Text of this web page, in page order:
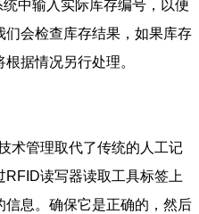
中输入实际库存编号，以便
会检查库存结果，如果库存
据情况另行处理。
管理取代了传统的人工记
读写器读取工具标签上
息。确保它是正确的，然后